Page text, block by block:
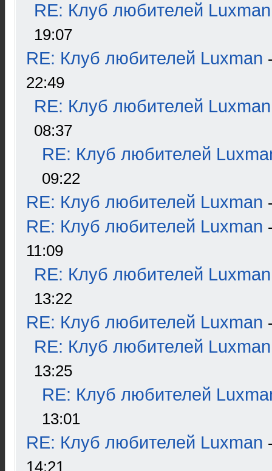
RE: Клуб любителей Luxman
19:07
RE: Клуб любителей Luxman
22:49
RE: Клуб любителей Luxman
08:37
RE: Клуб любителей
09:22
RE: Клуб любителей Luxman
RE: Клуб любителей Luxman
11:09
RE: Клуб любителей Luxman
13:22
RE: Клуб любителей Luxman
RE: Клуб любителей Luxman
13:25
RE: Клуб любителей
13:01
RE: Клуб любителей Luxman
14:21